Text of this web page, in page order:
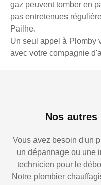
gaz peuvent tomber en
pas entretenues
Pailhe.
Un seul appel à Plomby
avec votre compagnie
Nos autres
Vous avez besoin d'un
un dépannage ou une
technicien pour le
Notre plombier